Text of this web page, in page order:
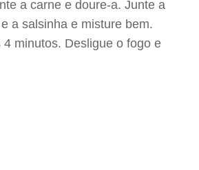
a carne e doure-a. Junte a
a salsinha e misture bem.
minutos. Desligue o fogo e